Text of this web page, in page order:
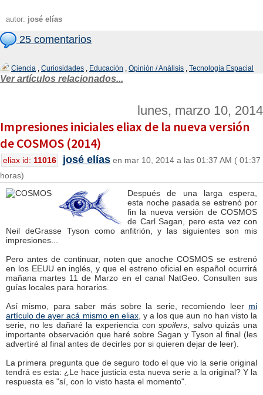
autor: josé elías
25 comentarios
Ciencia , Curiosidades , Educación , Opinión / Análisis , Tecnología Espacial
Ver artículos relacionados...
lunes, marzo 10, 2014
Impresiones iniciales eliax de la nueva versión
de COSMOS (2014)
eliax id: 11016 josé elías en mar 10, 2014 a las 01:37 AM ( 01:37
horas)
Después de una larga espera,
esta noche pasada se estrenó por
fin la nueva versión de COSMOS
de Carl Sagan, pero esta vez con
Neil deGrasse Tyson como anfitrión, y las siguientes son mis
impresiones...
Pero antes de continuar, noten que anoche COSMOS se estrenó
en los EEUU en inglés, y que el estreno oficial en español ocurrirá
mañana martes 11 de Marzo en el canal NatGeo. Consulten sus
guías locales para horarios.
Así mismo, para saber más sobre la serie, recomiendo leer mi
artículo de ayer acá mismo en eliax, y a los que aun no han visto la
serie, no les dañaré la experiencia conspoilers , salvo quizás una
importante observación que haré sobre Sagan y Tyson al final (les
advertiré al final antes de decirles por si quieren dejar de leer).
La primera pregunta que de seguro todo el que vio la serie original
tendrá es esta: ¿Le hace justicia esta nueva serie a la original? Y la
respuesta es "sí, con lo visto hasta el momento".